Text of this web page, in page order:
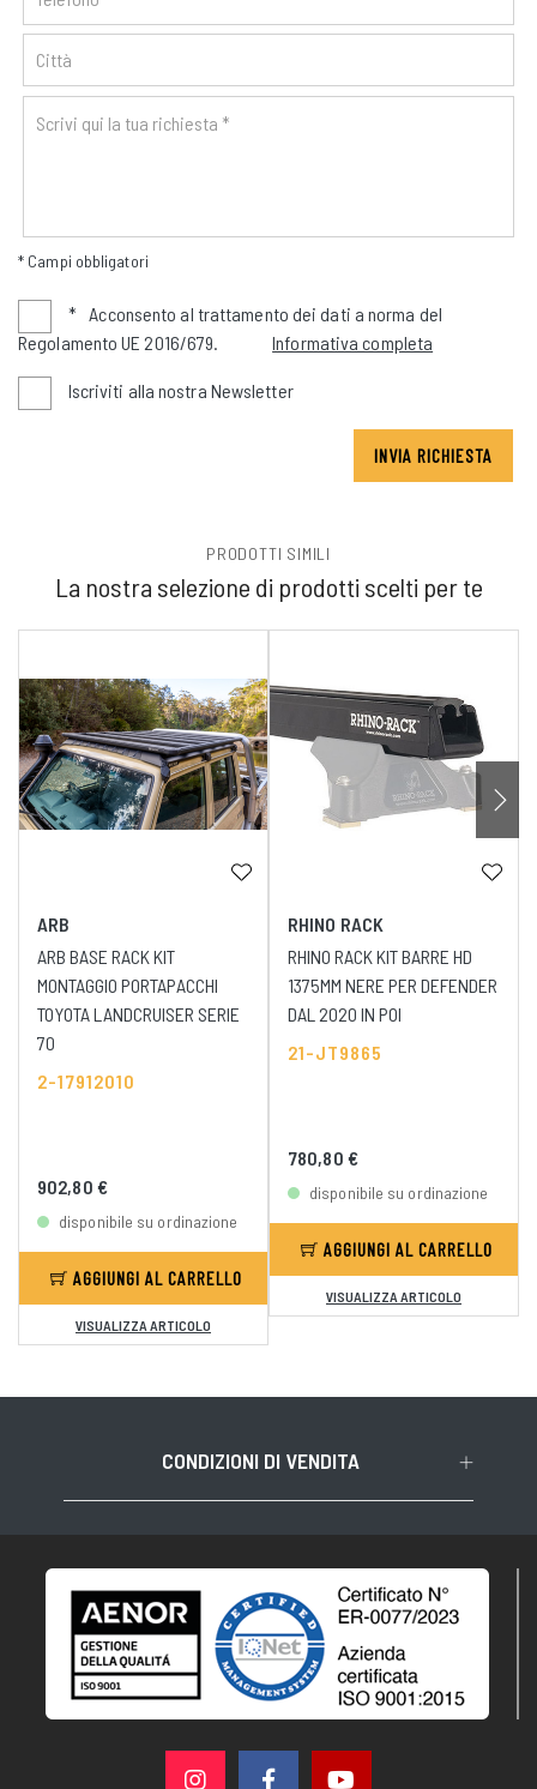
* Campi obbligatori
* Acconsento al trattamento dei dati a norma del
Regolamento UE 2016/679.
Informativa completa
Iscriviti alla nostra Newsletter
INVIA RICHIESTA
PRODOTTI SIMILI
La nostra selezione di prodotti scelti per te
ARB
ARB BASE RACK KIT
MONTAGGIO PORTAPACCHI
TOYOTA LANDCRUISER SERIE
70
2-17912010
902,80 €
disponibile su ordinazione
AGGIUNGI AL CARRELLO
VISUALIZZA ARTICOLO
RHINO RACK
RHINO RACK KIT BARRE HD
1375MM NERE PER DEFENDER
DAL 2020 IN POI
21-JT9865
780,80 €
disponibile su ordinazione
AGGIUNGI AL CARRELLO
VISUALIZZA ARTICOLO
CONDIZIONI DI VENDITA